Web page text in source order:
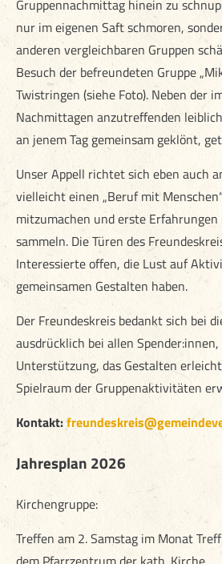
Gruppennachmittag hinein zu
nur im eigenen Saft schmoren,
anderen vergleichbaren Gruppen
Besuch der befreundeten Gruppe
Twistringen (siehe Foto). Neben der
Nachmittagen anzutreffenden
an jenem Tag gemeinsam geklönt,
Unser Appell richtet sich eben auch
vielleicht einen „Beruf mit
mitzumachen und erste Erfahrungen
sammeln. Die Türen des
Interessierte offen, die Lust auf
gemeinsamen Gestalten haben.
Der Freundeskreis bedankt sich bei
ausdrücklich bei allen
Unterstützung, das Gestalten
Spielraum der Gruppenaktivitäten
Kontakt:
Jahresplan 2026
Kirchengruppe:
Treffen am 2. Samstag im Monat